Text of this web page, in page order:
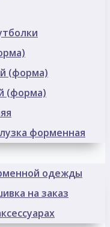
(форма)
(форма)
форменная
одежды
на заказ